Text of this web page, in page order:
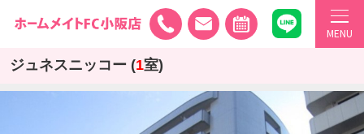
MENU
ジュネスニッコー (1室)